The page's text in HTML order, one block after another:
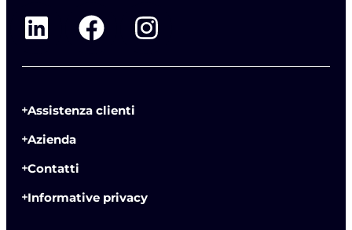
Assistenza clienti
Azienda
Contatti
Informative privacy